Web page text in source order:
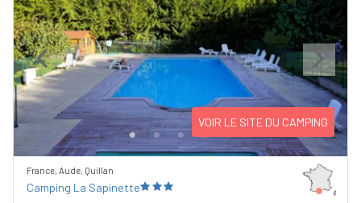
Previous Next
VOIR LE SITE DU CAMPING
France, Aude, Quillan
Camping La Sapinette